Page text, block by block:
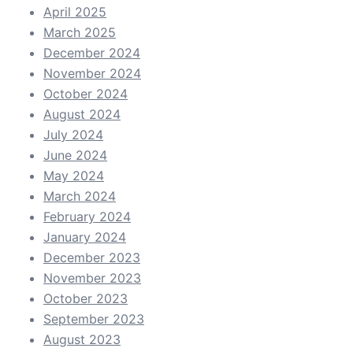
April 2025
March 2025
December 2024
November 2024
October 2024
August 2024
July 2024
June 2024
May 2024
March 2024
February 2024
January 2024
December 2023
November 2023
October 2023
September 2023
August 2023